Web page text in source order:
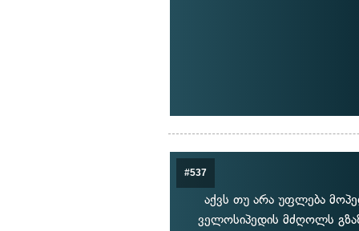
#537
აქვს თუ არა უფლება
ველოსიპედის მძღოლს